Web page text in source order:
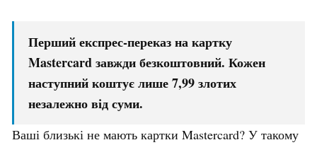
Перший експрес-переказ на картку
Mastercard завжди безкоштовний. Кожен
наступний коштує лише 7,99 злотих
незалежно від суми.
Ваші близькі не мають картки Mastercard? У такому